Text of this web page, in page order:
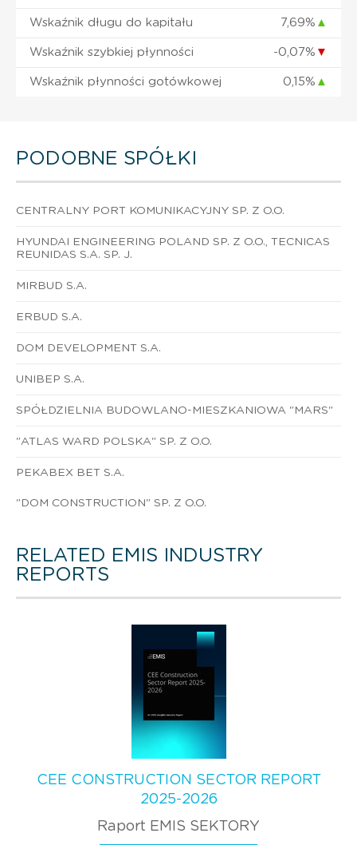
Wskaźnik długu do kapitału 7,69% ▲
Wskaźnik szybkiej płynności -0,07% ▼
Wskaźnik płynności gotówkowej 0,15% ▲
PODOBNE SPÓŁKI
CENTRALNY PORT KOMUNIKACYJNY SP. Z O.O.
HYUNDAI ENGINEERING POLAND SP. Z O.O., TECNICAS
REUNIDAS S.A. SP. J.
MIRBUD S.A.
ERBUD S.A.
DOM DEVELOPMENT S.A.
UNIBEP S.A.
SPÓŁDZIELNIA BUDOWLANO-MIESZKANIOWA "MARS"
"ATLAS WARD POLSKA" SP. Z O.O.
PEKABEX BET S.A.
"DOM CONSTRUCTION" SP. Z O.O.
RELATED EMIS INDUSTRY
REPORTS
CEE CONSTRUCTION SECTOR REPORT
2025-2026
Raport EMIS SEKTORY